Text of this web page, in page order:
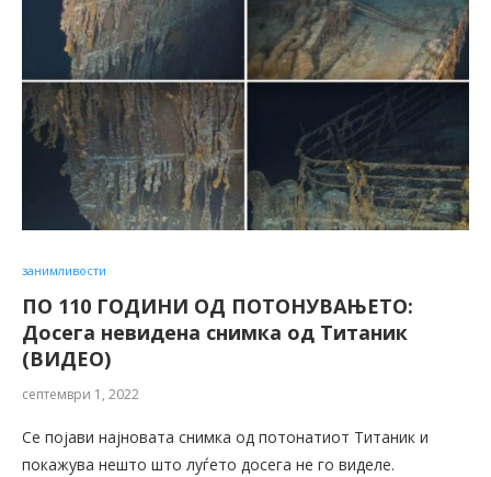
занимливости
ПО 110 ГОДИНИ ОД ПОТОНУВАЊЕТО:
Досега невидена снимка од Титаник
(ВИДЕО)
септември 1, 2022
Се појави најновата снимка од потонатиот Титаник и
покажува нешто што луѓето досега не го виделе.